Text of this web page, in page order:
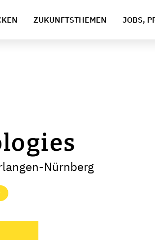
ZUKUNFTSTHEMEN JOBS,
Nürnberg